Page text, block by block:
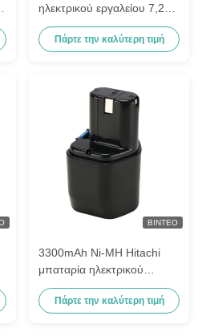
ηλεκτρικού εργαλείου 7,2V
3300mAh 2 607 335 437, 2
607 335 587
Πάρτε την καλύτερη τιμή
ΒΊΝΤΕΟ
3300mAh Ni-MH Hitachi
μπαταρία ηλεκτρικού
εργαλείου Eb 920HS Eb 9h
Eb 926h
Πάρτε την καλύτερη τιμή